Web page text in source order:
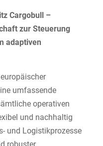
Cargobull –
zur Steuerung
adaptiven
umfassende
operativen
und nachhaltig
und Logistikprozesse